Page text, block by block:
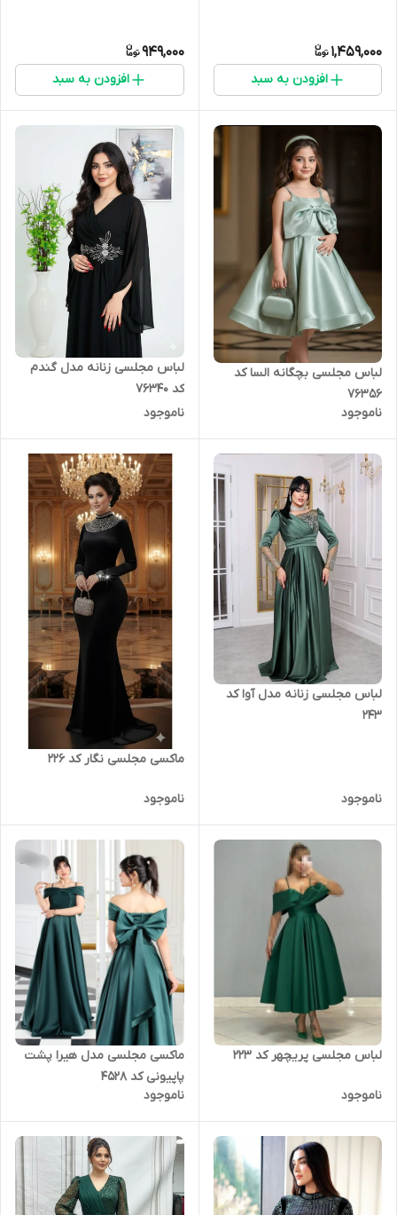
1,459,000
افزودن به سبد
949,000
افزودن به سبد
لباس مجلسی بچگانه السا کد
76356
ناموجود
لباس مجلسی زنانه مدل گندم
کد 76340
ناموجود
لباس مجلسی زنانه مدل آوا کد
243
ناموجود
ماکسی مجلسی نگار کد 226
ناموجود
لباس مجلسی پریچهر کد 223
ناموجود
ماکسی مجلسی مدل هیرا پشت
پاپیونی کد 4528
ناموجود